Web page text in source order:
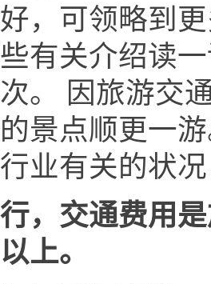
好，可领略到
些有关介绍读
次。 因旅游交
的景点顺更一
行业有关的状
行，交通费用
以上。